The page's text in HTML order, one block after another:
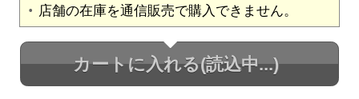
店舗の在庫を通信販売で購入できません。
カートに入れる(読込中...)